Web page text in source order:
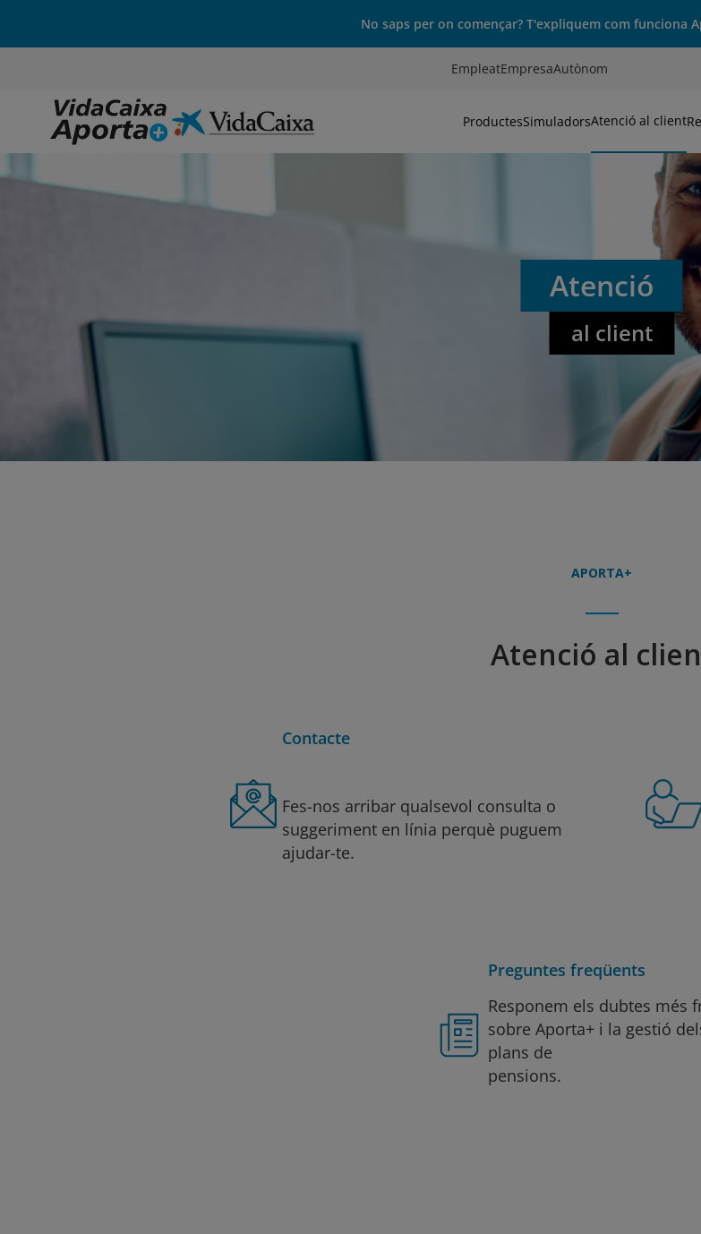
No saps per on començar? T'expliquem com funciona
EmpleatEmpresaAutònom
ProductesSimuladorsAtenció al client
Atenció
al client
APORTA+
Atenció al
Contacte
Fes-nos arribar qualsevol consulta o
suggeriment en línia perquè puguem
ajudar-te.
Preguntes freqüents
Responem els dubtes més
sobre Aporta+ i la gestió
plans de
pensions.